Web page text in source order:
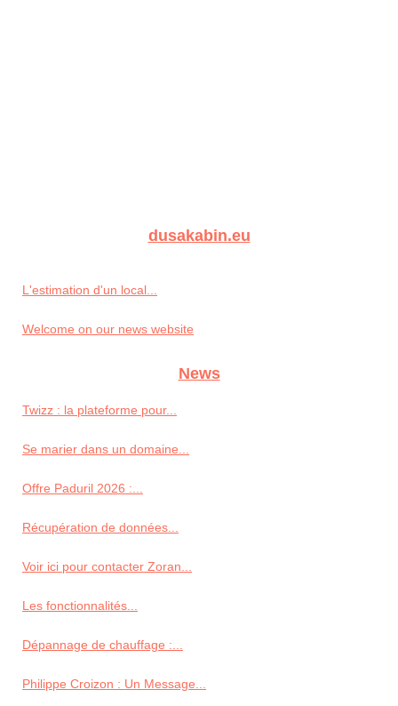
dusakabin.eu
L'estimation d'un local...
Welcome on our news website
News
Twizz : la plateforme pour...
Se marier dans un domaine...
Offre Paduril 2026 :...
Récupération de données...
Voir ici pour contacter Zoran...
Les fonctionnalités...
Dépannage de chauffage :...
Philippe Croizon : Un Message...